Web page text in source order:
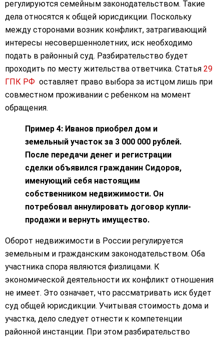
регулируются семейным законодательством. Такие
дела относятся к общей юрисдикции. Поскольку
между сторонами возник конфликт, затрагивающий
интересы несовершеннолетних, иск необходимо
подать в районный суд. Разбирательство будет
проходить по месту жительства ответчика. Статья 29
ГПК РФ оставляет право выбора за истцом лишь при
совместном проживании с ребенком на момент
обращения.
Пример 4: Иванов приобрел дом и
земельный участок за 3 000 000 рублей.
После передачи денег и регистрации
сделки объявился гражданин Сидоров,
именующий себя настоящим
собственником недвижимости. Он
потребовал аннулировать договор купли-
продажи и вернуть имущество.
Оборот недвижимости в России регулируется
земельным и гражданским законодательством. Оба
участника спора являются физлицами. К
экономической деятельности их конфликт отношения
не имеет. Это означает, что рассматривать иск будет
суд общей юрисдикции. Учитывая стоимость дома и
участка, дело следует отнести к компетенции
районной инстанции. При этом разбирательство